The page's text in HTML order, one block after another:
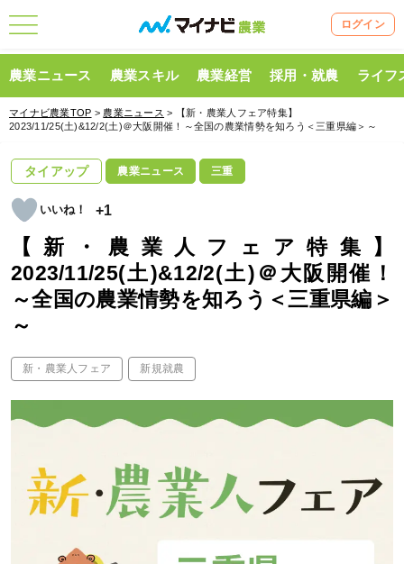
ログイン
農業ニュース 農業スキル 農業経営 採用・就農 ライフ
マイナビ農業TOP > 農業ニュース > 【新・農業人フェア特集】
2023/11/25(土)&12/2(土)＠大阪開催！～全国の農業情勢を知ろう＜三重県編＞～
タイアップ 農業ニュース 三重
+1
【新・農業人フェア特集】
2023/11/25(土)&12/2(土)＠大阪開催！
～全国の農業情勢を知ろう＜三重県編＞
～
新・農業人フェア 新規就農